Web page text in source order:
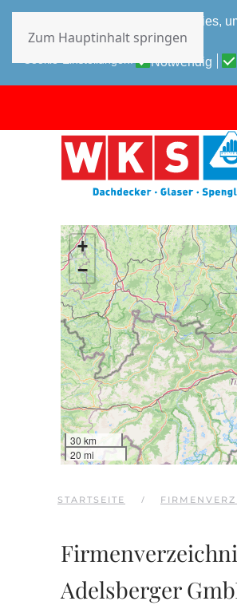
Diese Website verwendet Cookies,
Datenschutz-Bestimmungen
Notwendig
Zum Hauptinhalt springen
+
−
30 km
20 mi
STARTSEITE
Adelsberger